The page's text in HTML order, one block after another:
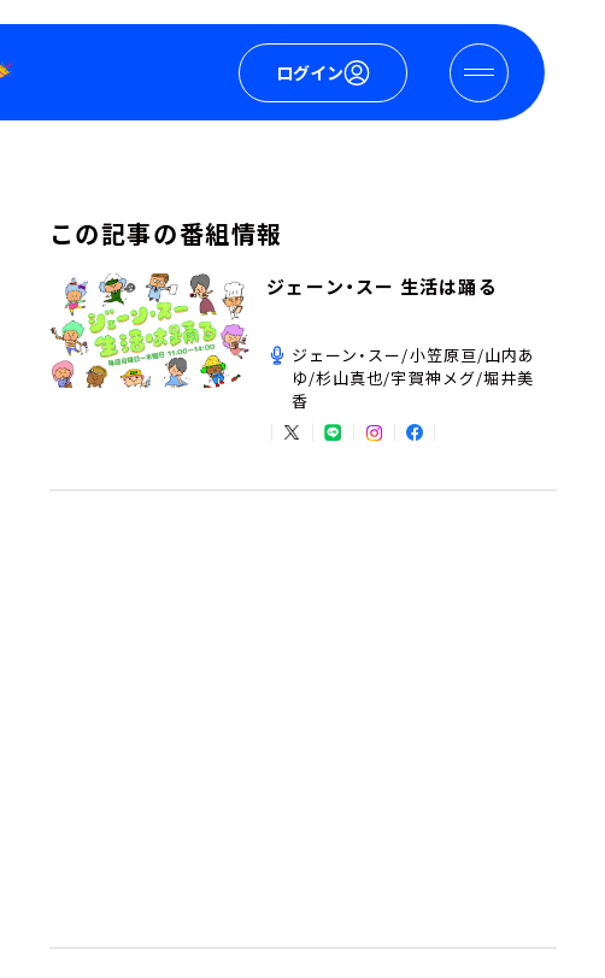
ログイン
この記事の番組情報
ジェーン・スー 生活は踊る
ジェーン・スー/小笠原亘/山内あ
ゆ/杉山真也/宇賀神メグ/堀井美
香